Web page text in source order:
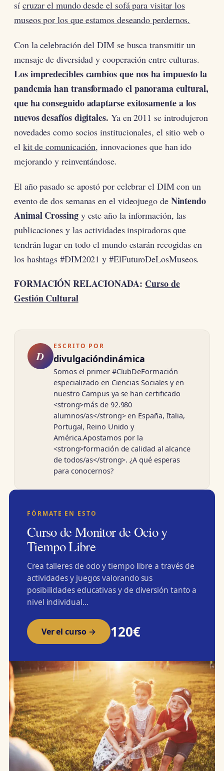
sí cruzar el mundo desde el sofá para visitar los
museos por los que estamos deseando perdernos.
Con la celebración del DIM se busca transmitir un
mensaje de diversidad y cooperación entre culturas.
Los impredecibles cambios que nos ha impuesto la
pandemia han transformado el panorama cultural,
que ha conseguido adaptarse exitosamente a los
nuevos desafíos digitales. Ya en 2011 se introdujeron
novedades como socios institucionales, el sitio web o
el kit de comunicación, innovaciones que han ido
mejorando y reinventándose.
El año pasado se apostó por celebrar el DIM con un
evento de dos semanas en el videojuego de Nintendo
Animal Crossingy este año la información, las
publicaciones y las actividades inspiradoras que
tendrán lugar en todo el mundo estarán recogidas en
los hashtags #DIM2021 y #ElFuturoDeLosMuseos.
FORMACIÓN RELACIONADA: Curso de
Gestión Cultural
D
ESCRITO POR
divulgacióndinámica
Somos el primer #ClubDeFormación
especializado en Ciencias Sociales y en
nuestro Campus ya se han certificado
<strong>más de 92.980
alumnos/as</strong> en España, Italia,
Portugal, Reino Unido y
América.Apostamos por la
<strong>formación de calidad al alcance
de todos/as</strong>. ¿A qué esperas
para conocernos?
FÓRMATE EN ESTO
Curso de Monitor de Ocio y
Tiempo Libre
Crea talleres de ocio y tiempo libre a través de
actividades y juegos valorando sus
posibilidades educativas y de diversión tanto a
nivel individual…
Ver el curso → 120€